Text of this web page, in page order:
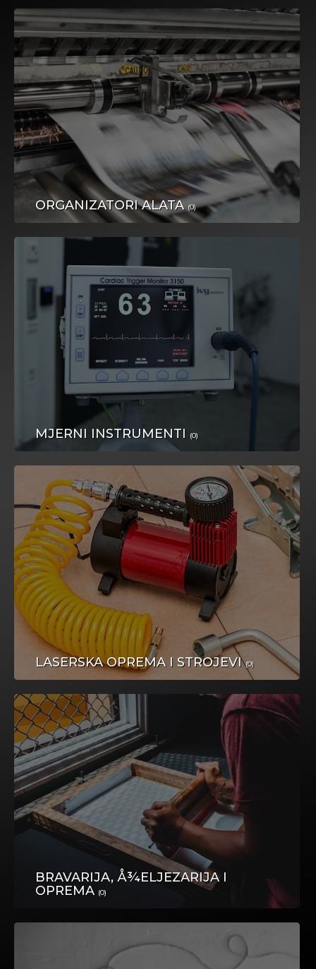
LJEPOTA I NJEGA
ZABAVA I HOBIJI
SPORT
BEBE I DJECA
KUPUJMO HRVATSKO
GRAĐEVINSKI MATERIJAL
ORGANIZATORI ALATA (0)
MJERNI INSTRUMENTI (0)
LASERSKA OPREMA I STROJEVI(0)
BRAVARIJA, Å¾ELJEZARIJA I
OPREMA (0)